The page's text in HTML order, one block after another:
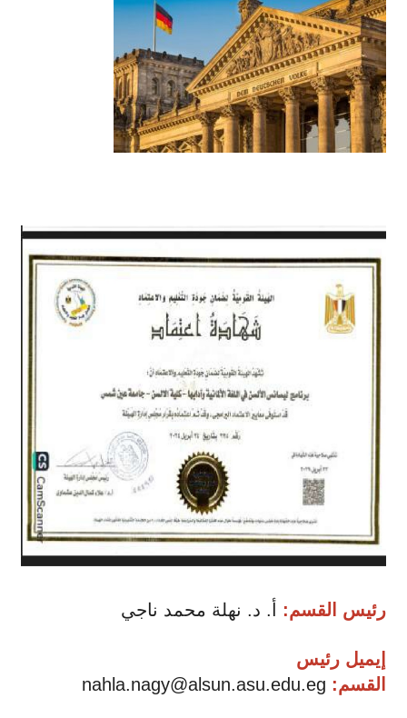
رئيس القسم: أ. د. نهلة محمد ناجي
إيميل رئيس
القسم: